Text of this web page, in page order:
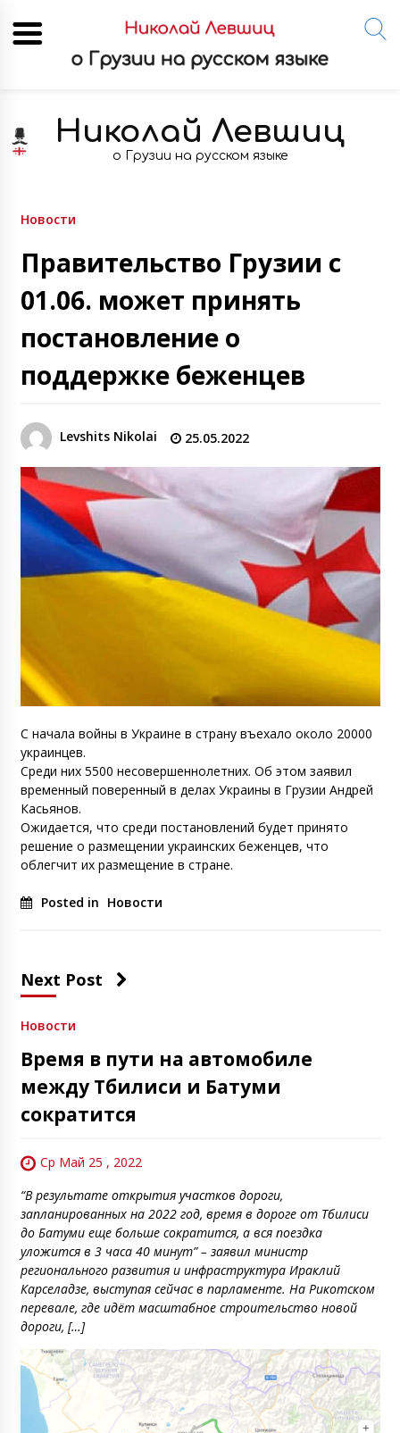
content
Николай Левшиц
о Грузии на русском языке
Новости
Правительство Грузии с
01.06. может принять
постановление о
поддержке беженцев
Levshits Nikolai 25.05.2022
С начала войны в Украине в страну въехало около 20000
украинцев.
Среди них 5500 несовершеннолетних. Об этом заявил
временный поверенный в делах Украины в Грузии Андрей
Касьянов.
Ожидается, что среди постановлений будет принято
решение о размещении украинских беженцев, что
облегчит их размещение в стране.
Posted in Новости
Next Post
Новости
Время в пути на автомобиле
между Тбилиси и Батуми
сократится
Ср Май 25 , 2022
“В результате открытия участков дороги,
запланированных на 2022 год, время в дороге от Тбилиси
до Батуми еще больше сократится, а вся поездка
уложится в 3 часа 40 минут” – заявил министр
регионального развития и инфраструктура Ираклий
Карселадзе, выступая сейчас в парламенте. На Рикотском
перевале, где идёт масштабное строительство новой
дороги, […]